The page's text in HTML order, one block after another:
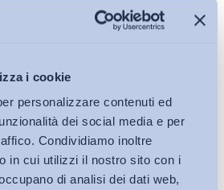
i cookie
personalizzare contenuti ed
dei social media e per
Condividiamo inoltre
in cui utilizzi il nostro sito con i
di analisi dei dati web,
dei lavoratori marittimi italiani.
ILO ePlacementdell’Università
della Regione Friuli Venezia
solo a Costa Crociere di avere a bordo